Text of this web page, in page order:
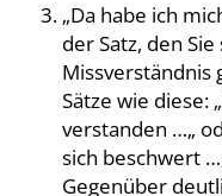
„Da habe ich
der Satz, den
Missverständnis
Sätze wie diese:
verstanden …„
sich beschwert
Gegenüber